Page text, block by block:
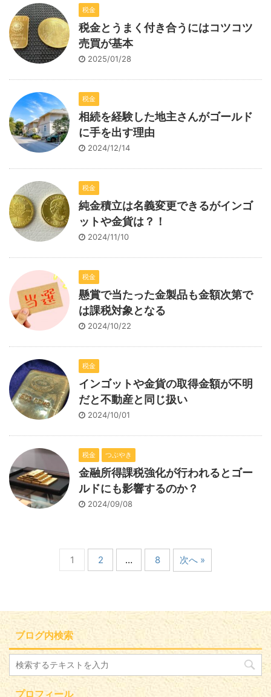
税金
税金とうまく付き合うにはコツコツ
売買が基本
2025/01/28
税金
相続を経験した地主さんがゴールド
に手を出す理由
2024/12/14
税金
純金積立は名義変更できるがインゴ
ットや金貨は？！
2024/11/10
税金
懸賞で当たった金製品も金額次第で
は課税対象となる
2024/10/22
税金
インゴットや金貨の取得金額が不明
だと不動産と同じ扱い
2024/10/01
税金 つぶやき
金融所得課税強化が行われるとゴー
ルドにも影響するのか？
2024/09/08
1 2 … 8 次へ »
ブログ内検索
プロフィール